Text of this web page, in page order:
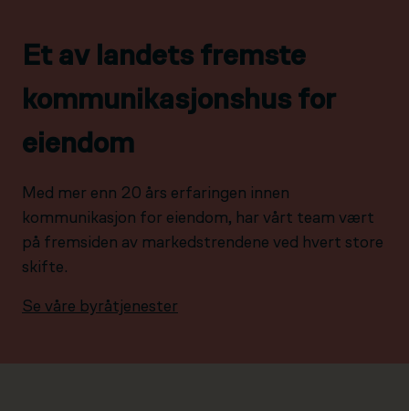
Et av landets fremste
kommunikasjonshus for
eiendom
Med mer enn 20 års erfaringen innen
kommunikasjon for eiendom, har vårt team vært
på fremsiden av markedstrendene ved hvert store
skifte.
Se våre byråtjenester